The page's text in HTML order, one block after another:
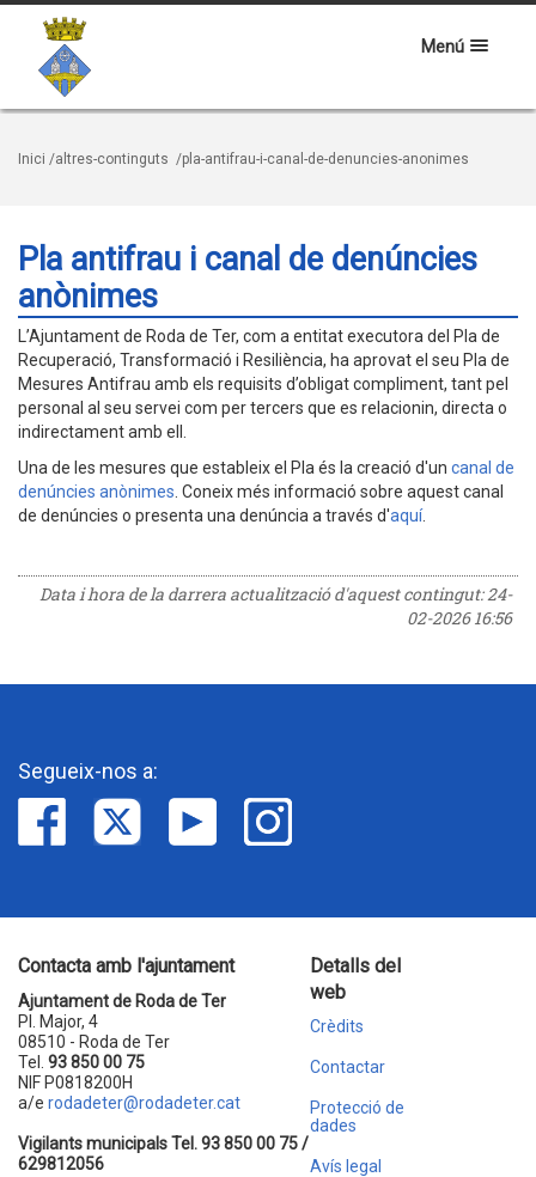
Menú
Inici /altres-continguts /pla-antifrau-i-canal-de-denuncies-anonimes
Pla antifrau i canal de denúncies
anònimes
L’Ajuntament de Roda de Ter, com a entitat executora del Pla de
Recuperació, Transformació i Resiliència, ha aprovat el seu Pla de
Mesures Antifrau amb els requisits d’obligat compliment, tant pel
personal al seu servei com per tercers que es relacionin, directa o
indirectament amb ell.
Una de les mesures que estableix el Pla és la creació d'un canal de
denúncies anònimes . Coneix més informació sobre aquest canal
de denúncies o presenta una denúncia a través d'aquí.
Data i hora de la darrera actualització d'aquest contingut:24-
02-2026 16:56
Segueix-nos a:
Contacta amb l'ajuntament
Ajuntament de Roda de Ter
Pl. Major, 4
08510 - Roda de Ter
Tel. 93 850 00 75
NIF P0818200H
a/e rodadeter@rodadeter.cat
Vigilants municipals Tel. 93 850 00 75 /
629812056
Detalls del
web
Crèdits
Contactar
Protecció de
dades
Avís legal